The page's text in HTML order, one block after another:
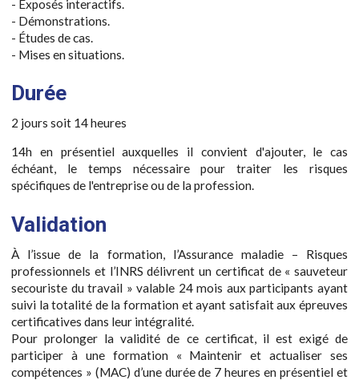
- Exposés interactifs.
- Démonstrations.
- Études de cas.
- Mises en situations.
Durée
2 jours soit 14 heures
14h en présentiel auxquelles il convient d'ajouter, le cas
échéant, le temps nécessaire pour traiter les risques
spécifiques de l'entreprise ou de la profession.
Validation
À l’issue de la formation, l’Assurance maladie – Risques
professionnels et l’INRS délivrent un certificat de « sauveteur
secouriste du travail » valable 24 mois aux participants ayant
suivi la totalité de la formation et ayant satisfait aux épreuves
certificatives dans leur intégralité.
Pour prolonger la validité de ce certificat, il est exigé de
participer à une formation « Maintenir et actualiser ses
compétences » (MAC) d’une durée de 7 heures en présentiel et